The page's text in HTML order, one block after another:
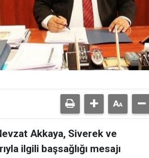
Akkaya, Siverek ve
ilgili başsağlığı mesajı